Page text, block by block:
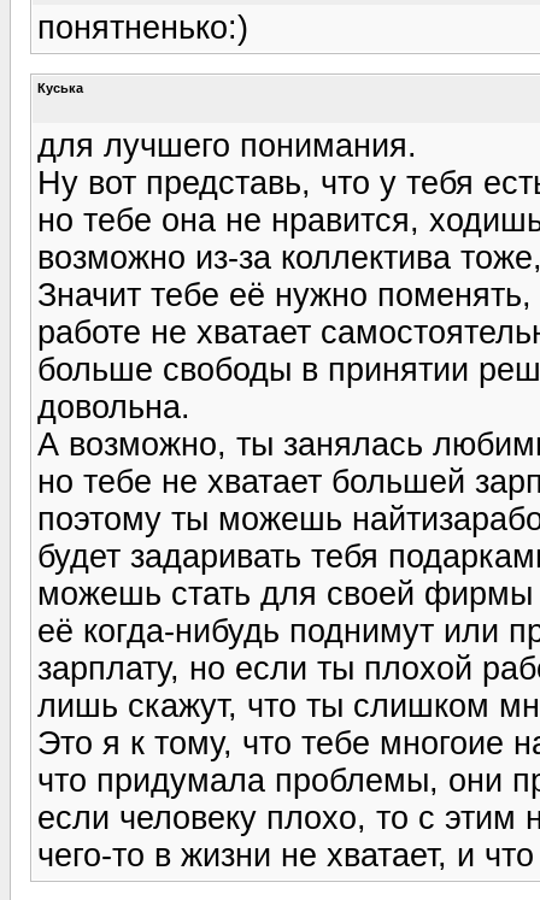
понятненько:)
Куська
для лучшего понимания.
Ну вот представь, что у тебя
но тебе она не нравится,
возможно из-за коллектива
Значит тебе её нужно
работе не хватает
больше свободы в принятии
довольна.
А возможно, ты занялась
но тебе не хватает большей
поэтому ты можешь
будет задаривать тебя
можешь стать для своей
её когда-нибудь поднимут или
зарплату, но если ты плохой
лишь скажут, что ты слишком
Это я к тому, что тебе многоие
что придумала проблемы, они
если человеку плохо, то с этим
чего-то в жизни не хватает, и